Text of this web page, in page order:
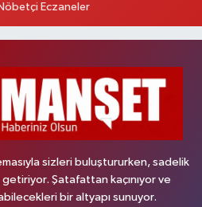
Eczaneler
sizleri buluştururken, sadelik
Şatafattan kaçınıyor ve
bir altyapı sunuyor.